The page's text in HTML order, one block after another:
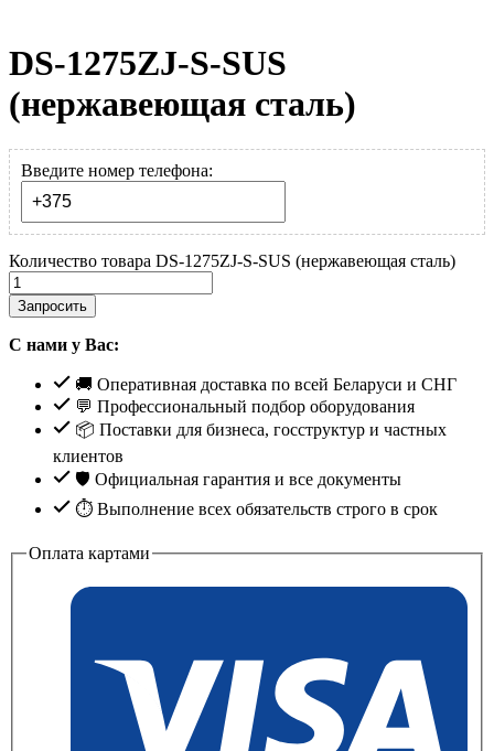
DS-1275ZJ-S-SUS
(нержавеющая сталь)
Введите номер телефона:
Количество товара DS-1275ZJ-S-SUS (нержавеющая сталь)
Запросить
С нами у Вас:
🚚 Оперативная доставка по всей Беларуси и СНГ
💬 Профессиональный подбор оборудования
📦 Поставки для бизнеса, госструктур и частных
клиентов
🛡️ Официальная гарантия и все документы
⏱ Выполнение всех обязательств строго в срок
Оплата картами